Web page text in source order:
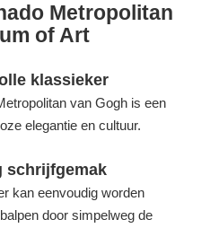
Metropolitan
of Art
klassieker
van Gogh is een
elegantie en cultuur.
schrijfgemak
kan eenvoudig worden
door simpelweg de